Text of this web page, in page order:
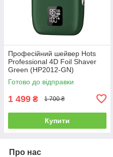
Професійний шейвер Hots
Professional 4D Foil Shaver
Green (HP2012-GN)
Готово до відправки
1 499 ₴ 1 700 ₴
Купити
Про нас